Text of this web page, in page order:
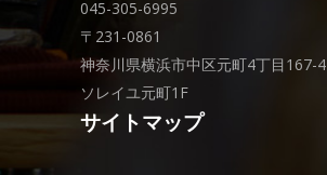
045-305-6995
〒231-0861
神奈川県横浜市中区元町4丁目167-4
ソレイユ元町1F
サイトマップ